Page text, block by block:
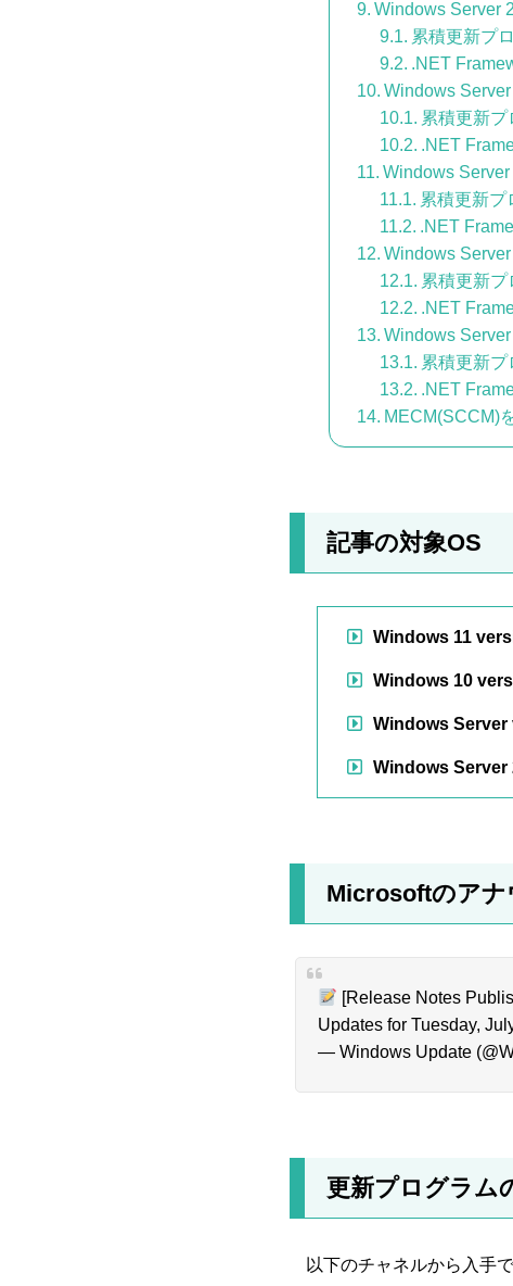
Windows Server
累積更新プ
.NET
Windows
累積更新
.NET
Windows
累積更新プ
.NET
Windows
累積更新
.NET
Windows
累積更新
.NET
MECM(SCCM)
記事の対象OS
Windows 11
Windows 10
Windows Server
Windows Server
Microsoftのアナ
[Release Notes
Updates for Tuesday,
— Windows Update
更新プログラム
以下のチャネルから入手で